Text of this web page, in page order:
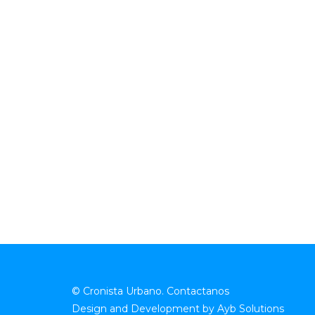
© Cronista Urbano. Contactanos
Design and Development by Ayb Solutions